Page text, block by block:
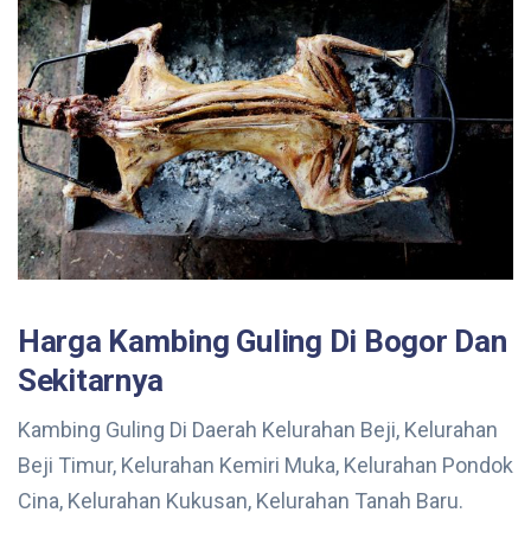
Harga Kambing Guling Di Bogor Dan
Sekitarnya
Kambing Guling Di Daerah Kelurahan Beji, Kelurahan
Beji Timur, Kelurahan Kemiri Muka, Kelurahan Pondok
Cina, Kelurahan Kukusan, Kelurahan Tanah Baru.